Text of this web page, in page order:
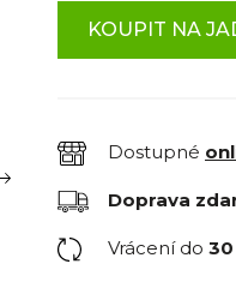
KOUPIT NA
Dostupné
Doprava
Vrácení do